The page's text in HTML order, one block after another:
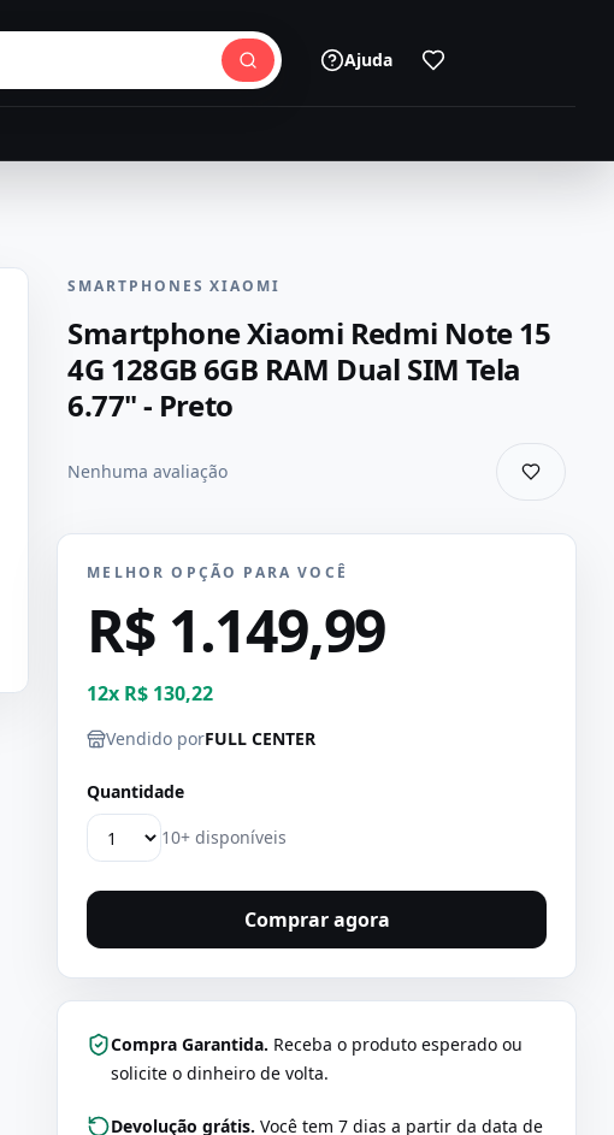
Ajuda
SMARTPHONES XIAOMI
Smartphone Xiaomi Redmi Note 15
4G 128GB 6GB RAM Dual SIM Tela
6.77" - Preto
Nenhuma avaliação
MELHOR OPÇÃO PARA VOCÊ
R$ 1.149,99
12x R$ 130,22
Vendido porFULL CENTER
Quantidade
10+ disponíveis
Comprar agora
Compra Garantida. Receba o produto esperado ou
solicite o dinheiro de volta.
Devolução grátis. Você tem 7 dias a partir da data de